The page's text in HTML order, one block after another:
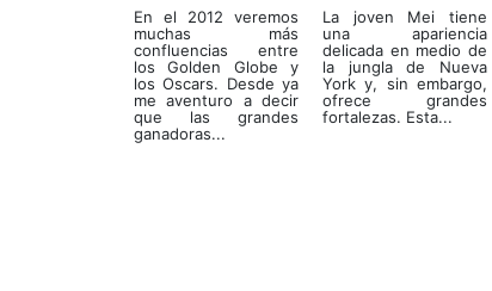
En el 2012 veremos
muchas más
confluencias entre
los Golden Globe y
los Oscars. Desde ya
me aventuro a decir
que las grandes
ganadoras...
La joven Mei tiene
una apariencia
delicada en medio de
la jungla de Nueva
York y, sin embargo,
ofrece grandes
fortalezas. Esta...